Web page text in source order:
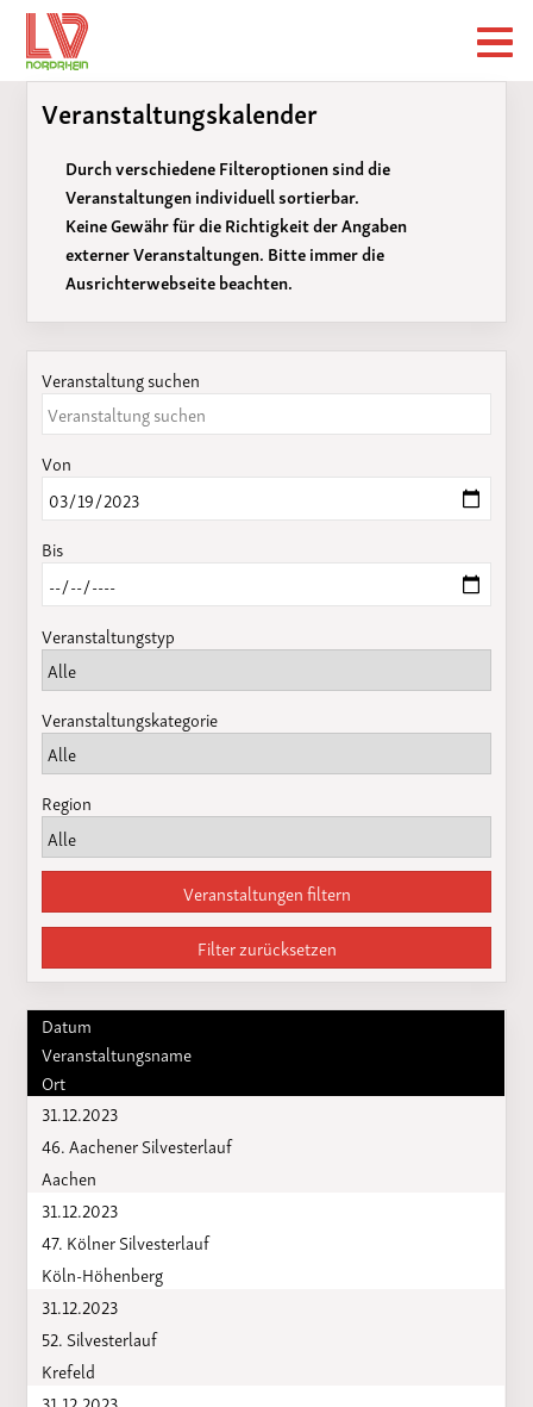
Veranstaltungskalender
Durch verschiedene Filteroptionen sind die
Veranstaltungen individuell sortierbar.
Keine Gewähr für die Richtigkeit der Angaben
externer Veranstaltungen. Bitte immer die
Ausrichterwebseite beachten.
Veranstaltung suchen
Von
Bis
Veranstaltungstyp
Veranstaltungskategorie
Region
Veranstaltungen filtern
Filter zurücksetzen
Datum
Veranstaltungsname
Ort
31.12.2023
46. Aachener Silvesterlauf
Aachen
31.12.2023
47. Kölner Silvesterlauf
Köln-Höhenberg
31.12.2023
52. Silvesterlauf
Krefeld